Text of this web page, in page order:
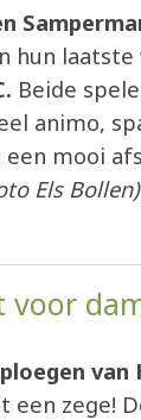
hun
Beide
animo,
mooi
Els Bollen)
van
zege!